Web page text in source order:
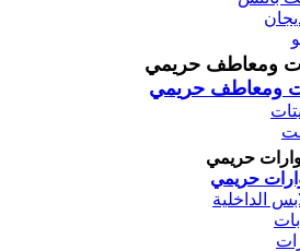
ومعاطف حريمي
ومعاطف حريمي
حريمي
حريمي
الداخلية